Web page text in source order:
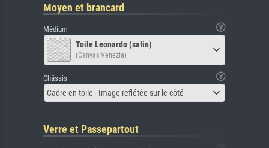
Moyen et brancard
Médium
Toile Leonardo (satin)
(Canvas Venezia)
Châssis
Cadre en toile - Image reflétée sur le côté
Verre et Passepartout